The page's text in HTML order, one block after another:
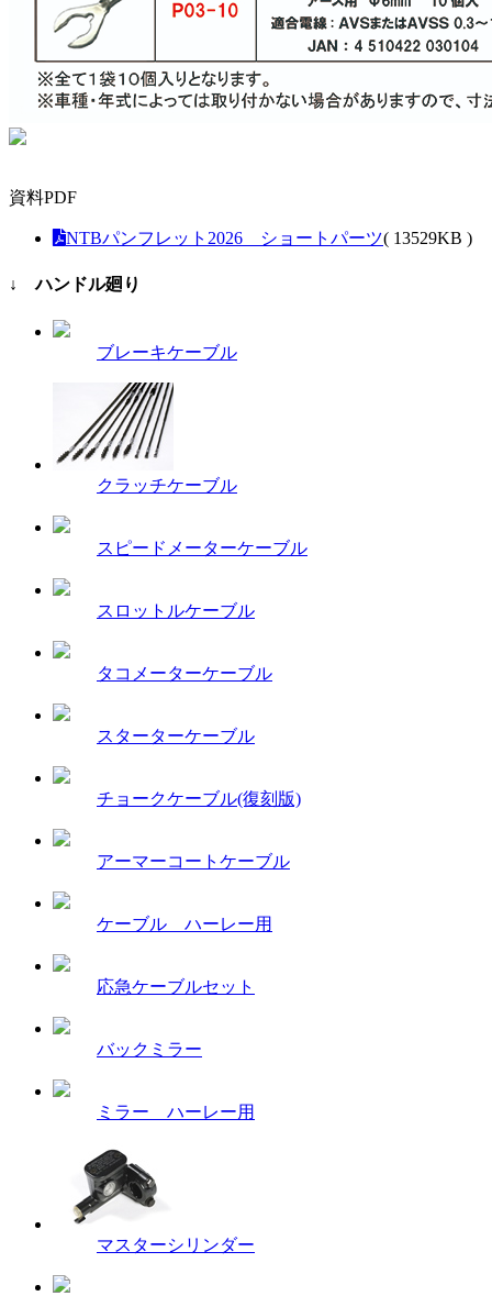
資料PDF
NTBパンフレット2026 ショートパーツ( 13529KB )
↓ ハンドル廻り
ブレーキケーブル
クラッチケーブル
スピードメーターケーブル
スロットルケーブル
タコメーターケーブル
スターターケーブル
チョークケーブル(復刻版)
アーマーコートケーブル
ケーブル ハーレー用
応急ケーブルセット
バックミラー
ミラー ハーレー用
マスターシリンダー